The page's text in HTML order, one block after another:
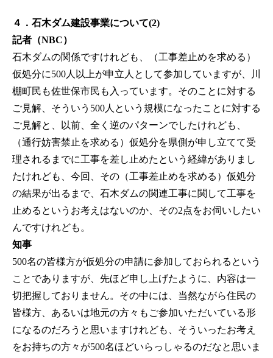
４．石木ダム建設事業について(2)
記者（NBC）
石木ダムの関係ですけれども、（工事差止めを求める）
仮処分に500人以上が申立人として参加していますが、川
棚町民も佐世保市民も入っています。そのことに対する
ご見解、そういう500人という規模になったことに対する
ご見解と、以前、全く逆のパターンでしたけれども、
（通行妨害禁止を求める）仮処分を県側が申し立てて受
理されるまでに工事を差し止めたという経緯がありまし
たけれども、今回、その（工事差止めを求める）仮処分
の結果が出るまで、石木ダムの関連工事に関して工事を
止めるというお考えはないのか、その2点をお伺いしたい
んですけれども。
知事
500名の皆様方が仮処分の申請に参加しておられるという
ことでありますが、先ほど申し上げたように、内容は一
切把握しておりません。その中には、当然ながら住民の
皆様方、あるいは地元の方々もご参加いただいている形
になるのだろうと思いますけれども、そういったお考え
をお持ちの方々が500名ほどいらっしゃるのだなと思いま